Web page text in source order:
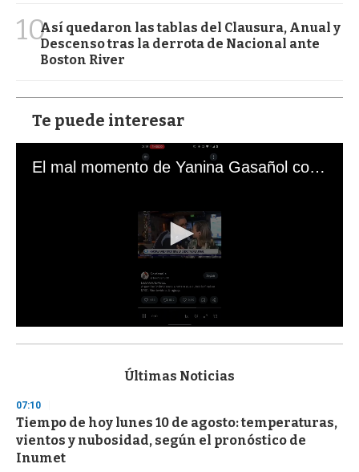
10Así quedaron las tablas del Clausura, Anual y
Descenso tras la derrota de Nacional ante
Boston River
Te puede interesar
El mal momento de Yanina Gasañol con un hincha argentino en "Subrayado"
s
d
s
o
f
3
Últimas Noticias
07:10
Tiempo de hoy lunes 10 de agosto: temperaturas,
vientos y nubosidad, según el pronóstico de
Inumet